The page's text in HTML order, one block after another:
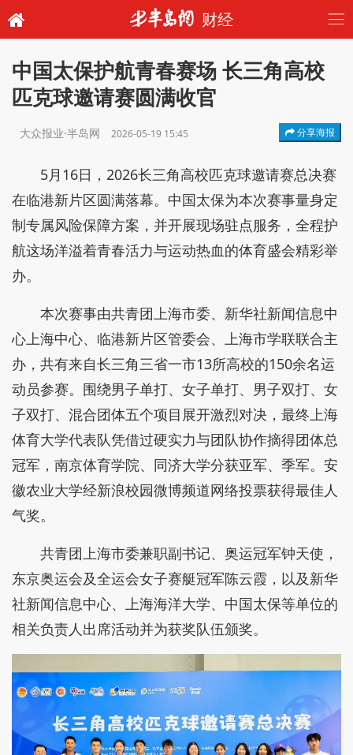
财经
中国太保护航青春赛场 长三角高校
匹克球邀请赛圆满收官
大众报业·半岛网 2026-05-19 15:45 分享海报
5月16日，2026长三角高校匹克球邀请赛总决赛
在临港新片区圆满落幕。中国太保为本次赛事量身定
制专属风险保障方案，并开展现场驻点服务，全程护
航这场洋溢着青春活力与运动热血的体育盛会精彩举
办。
本次赛事由共青团上海市委、新华社新闻信息中
心上海中心、临港新片区管委会、上海市学联联合主
办，共有来自长三角三省一市13所高校的150余名运
动员参赛。围绕男子单打、女子单打、男子双打、女
子双打、混合团体五个项目展开激烈对决，最终上海
体育大学代表队凭借过硬实力与团队协作摘得团体总
冠军，南京体育学院、同济大学分获亚军、季军。安
徽农业大学经新浪校园微博频道网络投票获得最佳人
气奖。
共青团上海市委兼职副书记、奥运冠军钟天使，
东京奥运会及全运会女子赛艇冠军陈云霞，以及新华
社新闻信息中心、上海海洋大学、中国太保等单位的
相关负责人出席活动并为获奖队伍颁奖。